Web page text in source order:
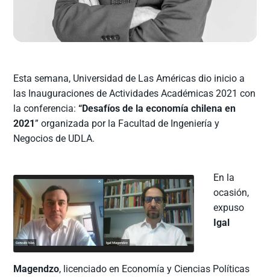
Esta semana, Universidad de Las Américas dio inicio a
las Inauguraciones de Actividades Académicas 2021 con
la conferencia:“Desafíos de la economía chilena en
2021” organizada por la Facultad de Ingeniería y
Negocios de UDLA.
En la
ocasión,
expuso
Igal
Magendzo, licenciado en Economía y Ciencias Políticas